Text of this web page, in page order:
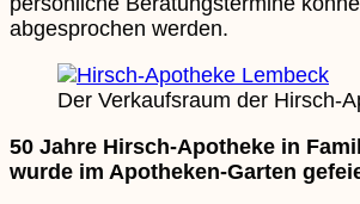
abgesprochen werden.
Der Verkaufsraum der Hirsch-
50 Jahre Hirsch-Apotheke in
wurde im Apotheken-Garten